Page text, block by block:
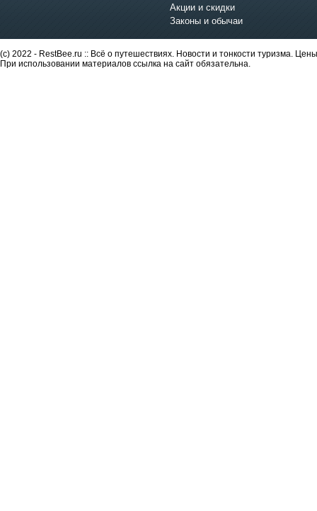
Акции и скидки
Законы и обычаи
(c) 2022 - RestBee.ru :: Всё о путешествиях. Новости и тонкости туризма.
При использовании материалов ссылка на сайт обязательна.